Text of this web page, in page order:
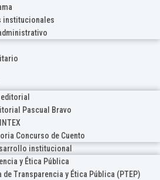
institucionales
Pascual Bravo
Concurso de Cuento
institucional
y Ética Pública
de Transparencia y Ética Pública (PTEP)